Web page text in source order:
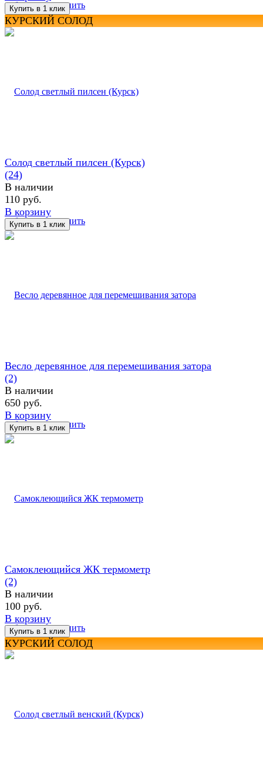
избранное сравнить
КУРСКИЙ СОЛОД
избранное сравнить
Солод светлый пилсен (Курск)
(24)
В наличии
110 руб.
В корзину
избранное сравнить
Весло деревянное для перемешивания затора
(2)
В наличии
650 руб.
В корзину
избранное сравнить
Самоклеющийся ЖК термометр
(2)
В наличии
100 руб.
В корзину
КУРСКИЙ СОЛОД